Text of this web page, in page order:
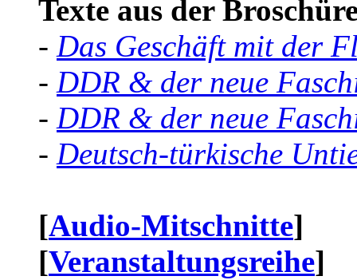
Texte aus der
- Das Geschäft mit der
- DDR & der neue
- DDR & der neue
- Deutsch-türkische
[Audio-Mitschnitte]
[Veranstaltungsreihe]